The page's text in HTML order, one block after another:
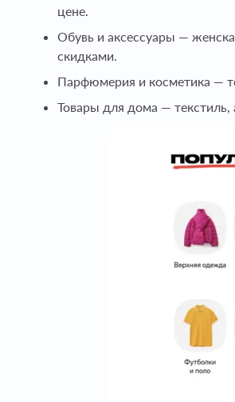
цене.
Обувь и аксессуары —
скидками.
Парфюмерия и косметика —
Товары для дома —